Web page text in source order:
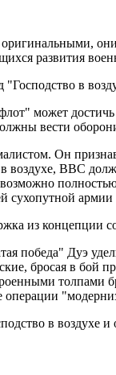
развития
"Господство в
может
вести
Он
в воздухе, ВВС
сухопутной
из концепции
победа" Дуэ
бросая в бой
толпами
операции
в воздухе